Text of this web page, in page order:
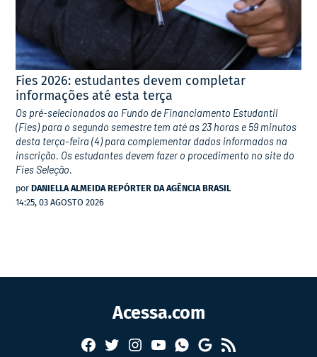
Fies 2026: estudantes devem completar
informações até esta terça
Os pré-selecionados ao Fundo de Financiamento Estudantil
(Fies) para o segundo semestre tem até as 23 horas e 59 minutos
desta terça-feira (4) para complementar dados informados na
inscrição. Os estudantes devem fazer o procedimento no site do
Fies Seleção.
por DANIELLA ALMEIDA REPÓRTER DA AGÊNCIA BRASIL
14:25, 03 AGOSTO 2026
Acessa.com
Facebook
TwitterInstagram
YouTubeWhatsapp
Google
RSS